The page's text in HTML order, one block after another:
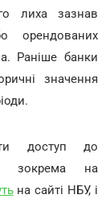
лиха зазнав
орендованих
Раніше банки
значення
доступ до
зокрема на
на сайті НБУ, і